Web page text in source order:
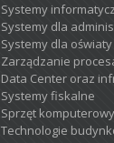
Systemy
Systemy dla
Systemy dla oświaty
Zarządzanie
Data Center oraz
Systemy fiskalne
Sprzęt komputerowy
Technologie